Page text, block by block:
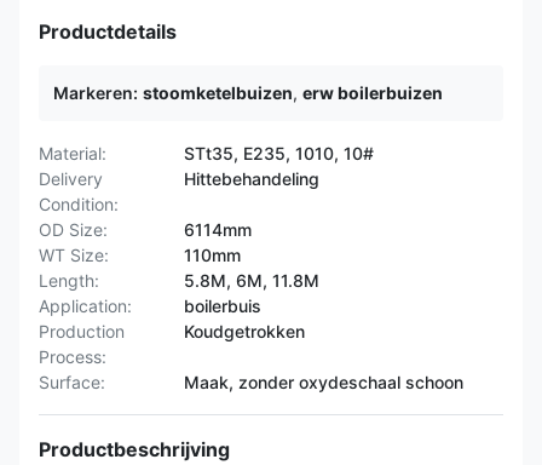
Productdetails
Markeren: stoomketelbuizen, erw boilerbuizen
Material:
STt35, E235, 1010, 10#
Delivery
Condition:
Hittebehandeling
OD Size:
6114mm
WT Size:
110mm
Length:
5.8M, 6M, 11.8M
Application:
boilerbuis
Production
Process:
Koudgetrokken
Surface: Maak, zonder oxydeschaal schoon
Productbeschrijving